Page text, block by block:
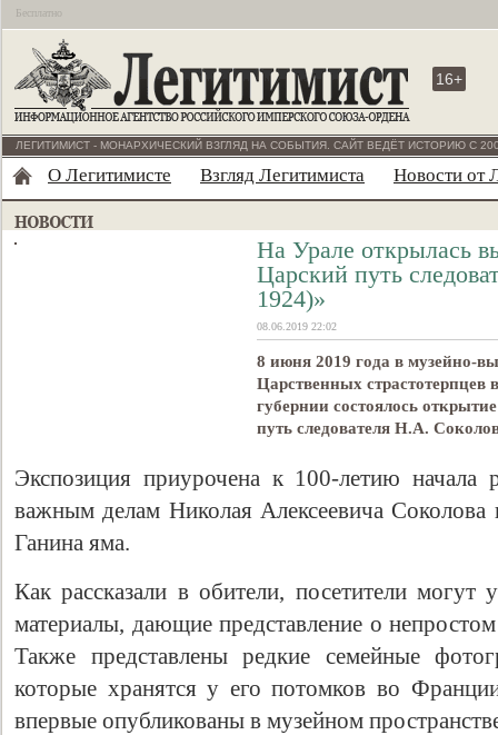
Бесплатно
16+
ЛЕГИТИМИСТ - МОНАРХИЧЕСКИЙ ВЗГЛЯД НА СОБЫТИЯ. САЙТ ВЕДЁТ ИСТОРИЮ С
О Легитимисте Взгляд Легитимиста Новости от
На Урале открылась
Царский путь
1924)»
08.06.2019 22:02
8 июня 2019 года в музейно-
Царственных страстотерпцев
губернии состоялось
путь следователя Н.А.
Экспозиция приурочена к 100-летию начала
важным делам Николая Алексеевича Соколова
Ганина яма.
Как рассказали в обители, посетители могут
материалы, дающие представление о
Также представлены редкие семейные
которые хранятся у его потомков во
впервые опубликованы в музейном